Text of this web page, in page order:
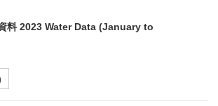
料 2023 Water Data (January to